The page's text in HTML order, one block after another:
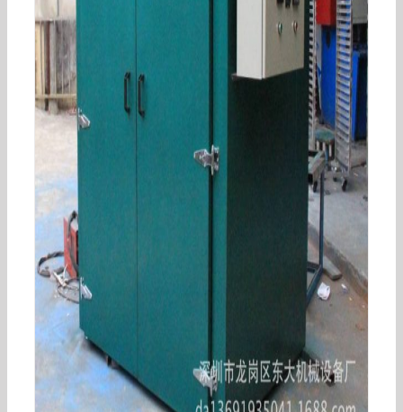
工业烤箱_供应隧道烘箱加热炉隧道式流水烘箱精
密大型高温